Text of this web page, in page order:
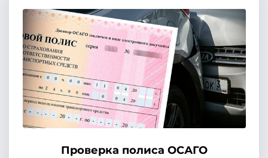
Проверка полиса ОСАГО